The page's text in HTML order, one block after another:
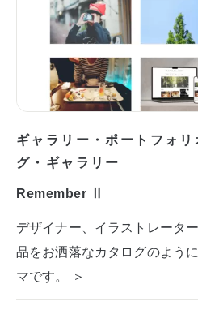
ギャラリー・ポートフォリ
グ・ギャラリー
Remember Ⅱ
デザイナー、イラストレータ
品をお洒落なカタログのよう
マです。 ＞